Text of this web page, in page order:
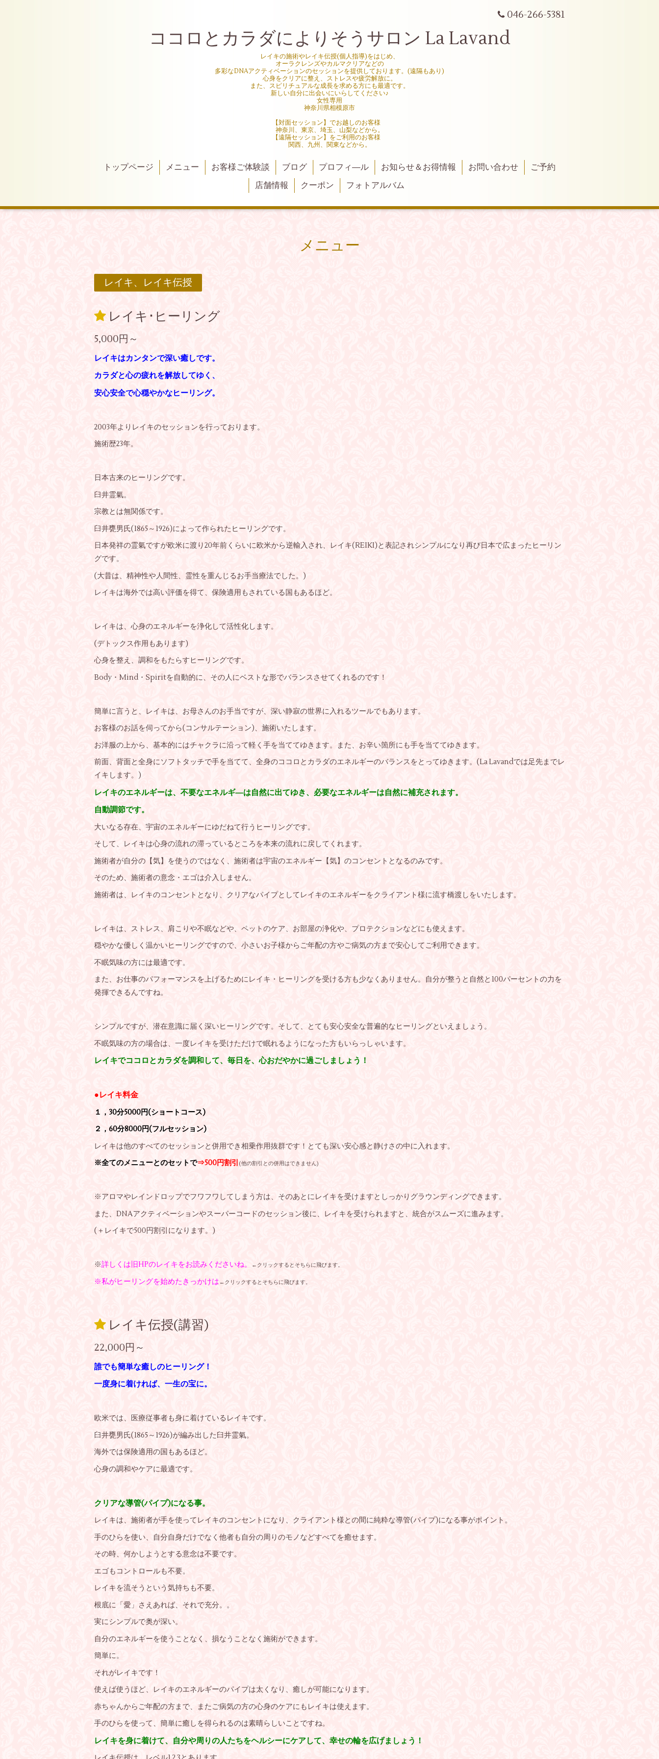
046-266-5381
ココロとカラダによりそうサロン La Lavand
レイキの施術やレイキ伝授(個人指導)をはじめ、
オーラクレンズやカルマクリアなどの
多彩なDNAアクティベーションのセッションを提供しております。(遠隔もあり)
心身をクリアに整え、ストレスや疲労解放に。
また、スピリチュアルな成長を求める方にも最適です。
新しい自分に出会いにいらしてください♪
女性専用
神奈川県相模原市
【対面セッション】でお越しのお客様
神奈川、東京、埼玉、山梨などから。
【遠隔セッション】をご利用のお客様
関西、九州、関東などから。
トップページ メニュー お客様ご体験談 ブログ プロフィ―ル お知らせ＆お得情報 お問い合わせ
ご予約
店舗情報
クーポン フォトアルバム
メニュー
レイキ、レイキ伝授
レイキ･ヒーリング
5,000円～
レイキはカンタンで深い癒しです。
カラダと心の疲れを解放してゆく、
安心安全で心穏やかなヒーリング。
2003年よりレイキのセッションを行っております。
施術歴23年。
日本古来のヒーリングです。
臼井霊氣。
宗教とは無関係です。
臼井甕男氏(1865～1926)によって作られたヒーリングです。
日本発祥の霊氣ですが欧米に渡り20年前くらいに欧米から逆輸入され、レイキ(REIKI)と表記されシンプルになり再び日本で広まったヒーリン
グです。
(大昔は、精神性や人間性、霊性を重んじるお手当療法でした。)
レイキは海外では高い評価を得て、保険適用もされている国もあるほど。
レイキは、心身のエネルギーを浄化して活性化します。
(デトックス作用もあります)
心身を整え、調和をもたらすヒーリングです。
Body・Mind・Spiritを自動的に、その人にベストな形でバランスさせてくれるのです！
簡単に言うと、レイキは、お母さんのお手当ですが、深い静寂の世界に入れるツールでもあります。
お客様のお話を伺ってから(コンサルテーション)、施術いたします。
お洋服の上から、基本的にはチャクラに沿って軽く手を当ててゆきます。また、お辛い箇所にも手を当ててゆきます。
前面、背面と全身にソフトタッチで手を当てて、全身のココロとカラダのエネルギーのバランスをとってゆきます。(La Lavandでは足先までレ
イキします。)
レイキのエネルギーは、不要なエネルギ―は自然に出てゆき、必要なエネルギーは自然に補充されます。
自動調節です。
大いなる存在、宇宙のエネルギーにゆだねて行うヒーリングです。
そして、レイキは心身の流れの滞っているところを本来の流れに戻してくれます。
施術者が自分の【気】を使うのではなく、施術者は宇宙のエネルギー【気】のコンセントとなるのみです。
そのため、施術者の意念・エゴは介入しません。
施術者は、レイキのコンセントとなり、クリアなパイプとしてレイキのエネルギーをクライアント様に流す橋渡しをいたします。
レイキは、ストレス、肩こりや不眠などや、ペットのケア、お部屋の浄化や、プロテクションなどにも使えます。
穏やかな優しく温かいヒーリングですので、小さいお子様からご年配の方やご病気の方まで安心してご利用できます。
不眠気味の方には最適です。
また、お仕事のパフォーマンスを上げるためにレイキ・ヒーリングを受ける方も少なくありません。自分が整うと自然と100パーセントの力を
発揮できるんですね。
シンプルですが、潜在意識に届く深いヒーリングです。そして、とても安心安全な普遍的なヒーリングといえましょう。
不眠気味の方の場合は、一度レイキを受けただけで眠れるようになった方もいらっしゃいます。
レイキでココロとカラダを調和して、毎日を、心おだやかに過ごしましょう！
●レイキ料金
１，30分5000円(ショートコース)
２， 60分8000円(フルセッション)
レイキは他のすべてのセッションと併用でき相乗作用抜群です！とても深い安心感と静けさの中に入れます。
※全てのメニューとのセットで⇒500円割引 (他の割引との併用はできません)
※アロマやレインドロップでフワフワしてしまう方は、そのあとにレイキを受けますとしっかりグラウンディングできます。
また、DNAアクティベーションやスーパーコードのセッション後に、レイキを受けられますと、統合がスムーズに進みます。
(＋レイキで500円割引になります。)
※詳しくは旧HPのレイキをお読みくださいね。 ←クリックするとそちらに飛びます。
※私がヒーリングを始めたきっかけは ←クリックするとそちらに飛びます。
レイキ伝授(講習)
22,000円～
誰でも簡単な癒しのヒーリング！
一度身に着ければ、一生の宝に。
欧米では、医療従事者も身に着けているレイキです。
臼井甕男氏(1865～1926)が編み出した臼井霊氣。
海外では保険適用の国もあるほど。
心身の調和やケアに最適です。
クリアな導管(パイプ)になる事。
レイキは、施術者が手を使ってレイキのコンセントになり、クライアント様との間に純粋な導管(パイプ)になる事がポイント。
手のひらを使い、自分自身だけでなく他者も自分の周りのモノなどすべてを癒せます。
その時、何かしようとする意念は不要です。
エゴもコントロールも不要。
レイキを流そうという気持ちも不要。
根底に「愛」さえあれば、それで充分。。
実にシンプルで奥が深い。
自分のエネルギーを使うことなく、損なうことなく施術ができます。
簡単に。
それがレイキです！
使えば使うほど、レイキのエネルギーのパイプは太くなり、癒しが可能になります。
赤ちゃんからご年配の方まで、またご病気の方の心身のケアにもレイキは使えます。
手のひらを使って、簡単に癒しを得られるのは素晴らしいことですね。
レイキを身に着けて、自分や周りの人たちをヘルシーにケアして、幸せの輪を広げましょう！